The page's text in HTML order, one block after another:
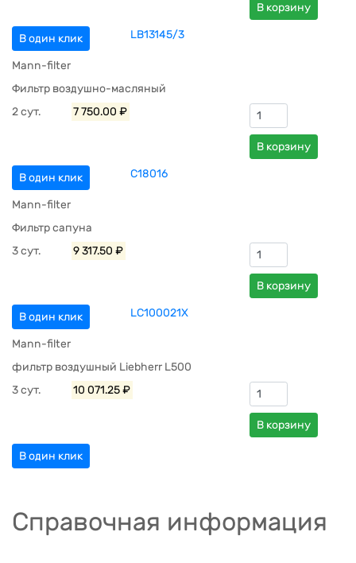
В корзину
В один клик LB13145/3
Mann-filter
Фильтр воздушно-масляный
2 сут.
7 750.00 ₽
В корзину
В один клик C18016
Mann-filter
Фильтр сапуна
3 сут.
9 317.50 ₽
В корзину
В один клик LC100021X
Mann-filter
фильтр воздушный Liebherr L500
3 сут.
10 071.25 ₽
В корзину
В один клик
Справочная информация